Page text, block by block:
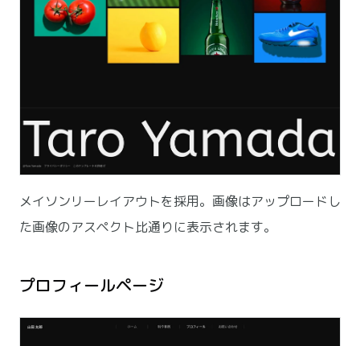
メイソンリーレイアウトを採用。画像はアップロードし
た画像のアスペクト比通りに表示されます。
プロフィールページ